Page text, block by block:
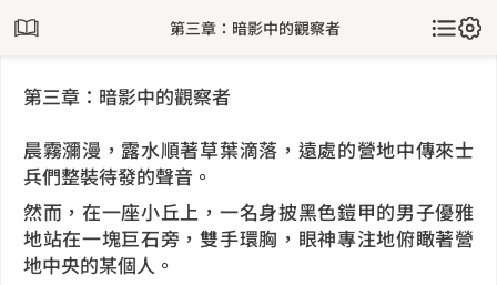
第三章：暗影中的觀察者
第三章：暗影中的觀察者
晨霧瀰漫，露水順著草葉滴落，遠處的營地中傳來士
兵們整裝待發的聲音。
然而，在一座小丘上，一名身披黑色鎧甲的男子優雅
地站在一塊巨石旁，雙手環胸，眼神專注地俯瞰著營
地中央的某個人。